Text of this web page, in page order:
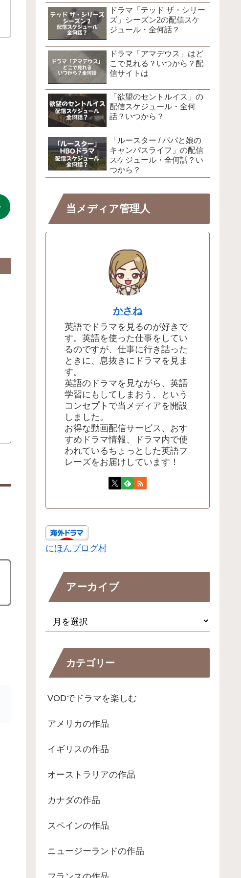
ドラマ「テッド ザ・シリー
ズ」シーズン2の配信スケ
ジュール・全何話？
ドラマ「アマデウス」はど
こで見れる？いつから？配
信サイトは
「欲望のセントルイス」の
配信スケジュール・全何
話？いつから？
「ルースター / パパと娘の
キャンパスライフ」の配信
スケジュール・全何話？い
つから？
当メディア管理人
かさね
英語でドラマを見るのが好きで
す。英語を使った仕事をしてい
るのですが、仕事に行き詰った
ときに、息抜きにドラマを見ま
す。
英語のドラマを見ながら、英語
学習にもしてしまおう、という
コンセプトで当メディアを開設
しました。
お得な動画配信サービス、おす
すめドラマ情報、ドラマ内で使
われているちょっとした英語フ
レーズをお届けしています！
にほんブログ村
アーカイブ
カテゴリー
VODでドラマを楽しむ
アメリカの作品
イギリスの作品
オーストラリアの作品
カナダの作品
スペインの作品
ニュージーランドの作品